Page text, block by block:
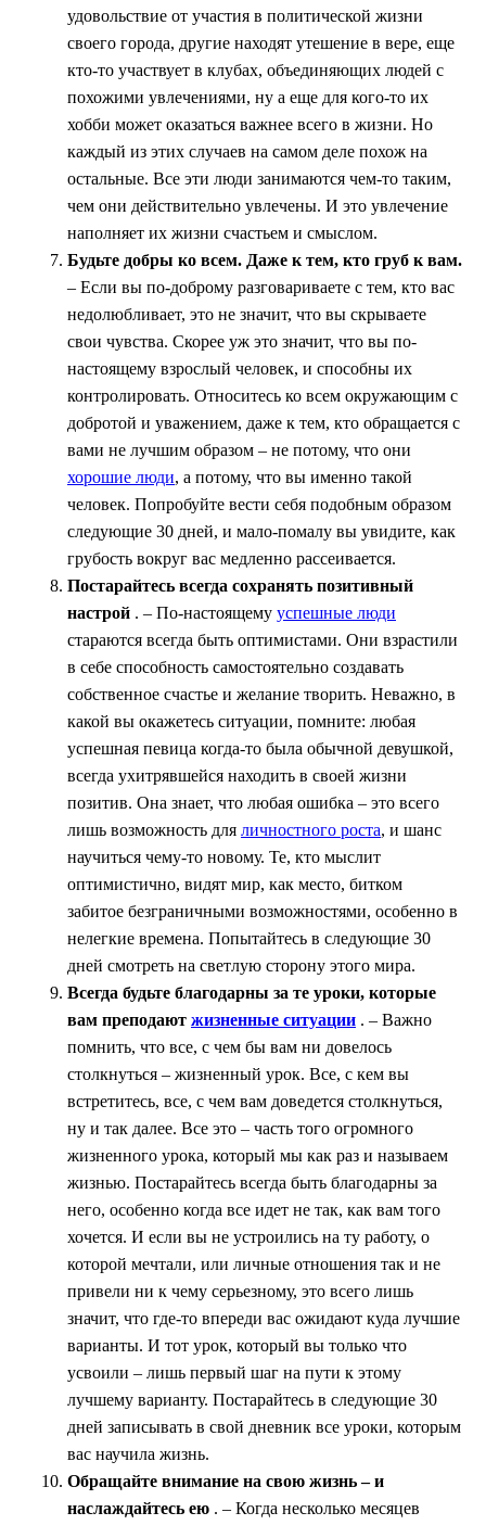
удовольствие от участия в политической жизни
своего города, другие находят утешение в вере, еще
кто-то участвует в клубах, объединяющих людей с
похожими увлечениями, ну а еще для кого-то их
хобби может оказаться важнее всего в жизни. Но
каждый из этих случаев на самом деле похож на
остальные. Все эти люди занимаются чем-то таким,
чем они действительно увлечены. И это увлечение
наполняет их жизни счастьем и смыслом.
Будьте добры ко всем. Даже к тем, кто груб к вам.
– Если вы по-доброму разговариваете с тем, кто вас
недолюбливает, это не значит, что вы скрываете
свои чувства. Скорее уж это значит, что вы по-
настоящему взрослый человек, и способны их
контролировать. Относитесь ко всем окружающим с
добротой и уважением, даже к тем, кто обращается с
вами не лучшим образом – не потому, что они
хорошие люди, а потому, что вы именно такой
человек. Попробуйте вести себя подобным образом
следующие 30 дней, и мало-помалу вы увидите, как
грубость вокруг вас медленно рассеивается.
Постарайтесь всегда сохранять позитивный
настрой . – По-настоящему успешные люди
стараются всегда быть оптимистами. Они взрастили
в себе способность самостоятельно создавать
собственное счастье и желание творить. Неважно, в
какой вы окажетесь ситуации, помните: любая
успешная певица когда-то была обычной девушкой,
всегда ухитрявшейся находить в своей жизни
позитив. Она знает, что любая ошибка – это всего
лишь возможность для личностного роста, и шанс
научиться чему-то новому. Те, кто мыслит
оптимистично, видят мир, как место, битком
забитое безграничными возможностями, особенно в
нелегкие времена. Попытайтесь в следующие 30
дней смотреть на светлую сторону этого мира.
Всегда будьте благодарны за те уроки, которые
вам преподают жизненные ситуации . – Важно
помнить, что все, с чем бы вам ни довелось
столкнуться – жизненный урок. Все, с кем вы
встретитесь, все, с чем вам доведется столкнуться,
ну и так далее. Все это – часть того огромного
жизненного урока, который мы как раз и называем
жизнью. Постарайтесь всегда быть благодарны за
него, особенно когда все идет не так, как вам того
хочется. И если вы не устроились на ту работу, о
которой мечтали, или личные отношения так и не
привели ни к чему серьезному, это всего лишь
значит, что где-то впереди вас ожидают куда лучшие
варианты. И тот урок, который вы только что
усвоили – лишь первый шаг на пути к этому
лучшему варианту. Постарайтесь в следующие 30
дней записывать в свой дневник все уроки, которым
вас научила жизнь.
Обращайте внимание на свою жизнь – и
наслаждайтесь ею . – Когда несколько месяцев